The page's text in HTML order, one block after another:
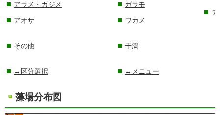
アラメ・カジメ
アオサ
ガラモ
ワカメ
テ
その他 干潟
→区分選択 →メニュー
藻場分布図